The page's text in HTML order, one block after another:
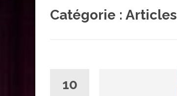
Catégorie : Articles
10